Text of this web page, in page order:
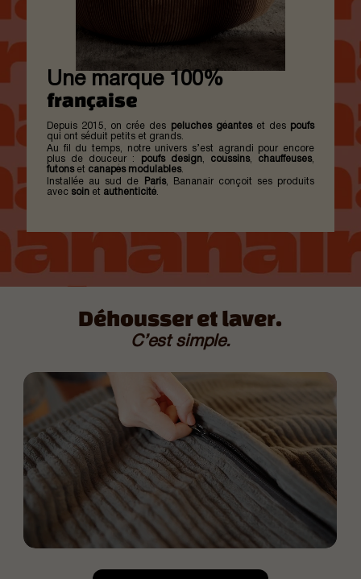
Une marque 100%
française
Depuis 2015, on crée des peluches géanteset des
poufs
qui ont séduit petits et grands.
Au fil du temps, notre univers s’est agrandi pour encore
plus de douceur :
poufs design, coussins, chauffeuses,
futonset canapés modulables.
Installée au sud de
Paris, Bananair conçoit ses produits
avec soinet authenticité.
Déhousser et laver.
C’est simple.